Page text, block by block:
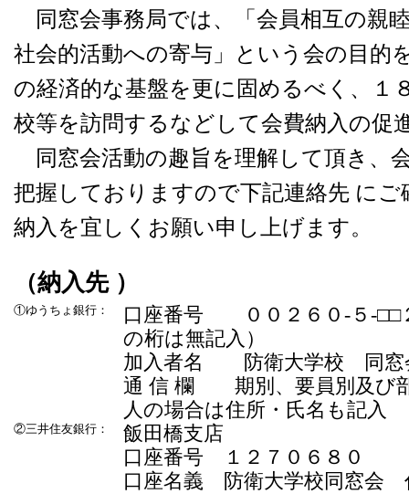
同窓会事務局では、「会員相互の親
社会的活動への寄与」という会の目的
の経済的な基盤を更に固めるべく、１
校等を訪問するなどして会費納入の促
同窓会活動の趣旨を理解して頂き、
把握しておりますので下記連絡先 に
納入を宜しくお願い申し上げます。
（納入先 ）
①ゆうちょ銀行：
口座番号 ００２６０‐５‐□□
の桁は無記入）
加入者名 防衛大学校 同窓
通 信 欄 期別、要員別及び
人の場合は住所・氏名も記入
②三井住友銀行：
飯田橋支店
口座番号 １２７０６８０
口座名義 防衛大学校同窓会